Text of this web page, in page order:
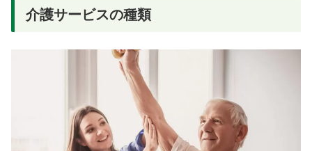
介護サービスの種類